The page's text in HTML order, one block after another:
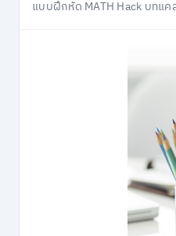
แบบฝึกหัด MATH Hack บทแ